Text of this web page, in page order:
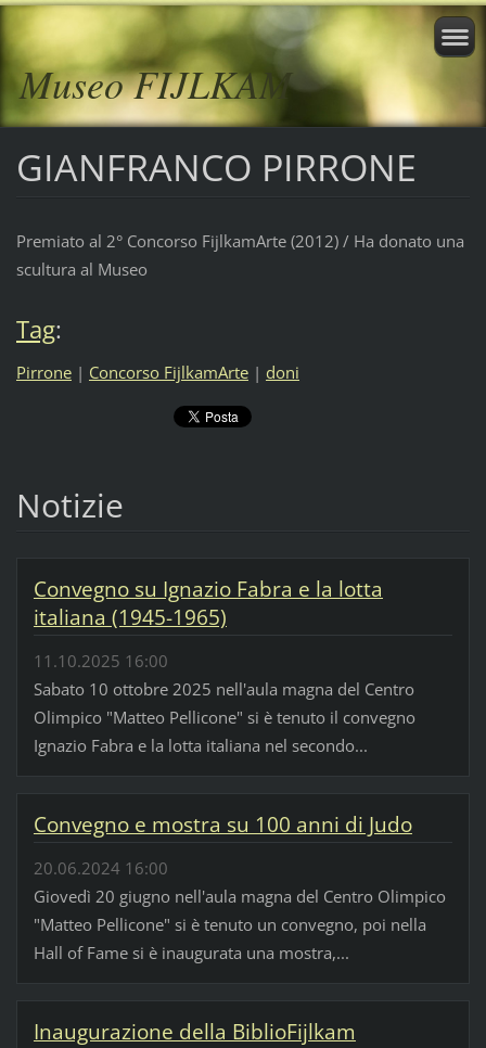
Museo FIJLKAM
GIANFRANCO PIRRONE
Premiato al 2° Concorso FijlkamArte (2012) / Ha donato una
scultura al Museo
Tag:
Pirrone | Concorso FijlkamArte | doni
Notizie
Convegno su Ignazio Fabra e la lotta
italiana (1945-1965)
11.10.2025 16:00
Sabato 10 ottobre 2025 nell'aula magna del Centro
Olimpico "Matteo Pellicone" si è tenuto il convegno
Ignazio Fabra e la lotta italiana nel secondo...
Convegno e mostra su 100 anni di Judo
20.06.2024 16:00
Giovedì 20 giugno nell'aula magna del Centro Olimpico
"Matteo Pellicone" si è tenuto un convegno, poi nella
Hall of Fame si è inaugurata una mostra,...
Inaugurazione della BiblioFijlkam